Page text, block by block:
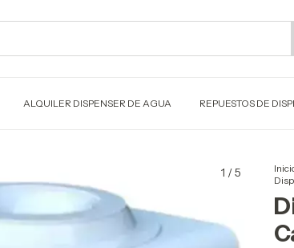
ALQUILER DISPENSER DE AGUA REPUESTOS DE
1 /5